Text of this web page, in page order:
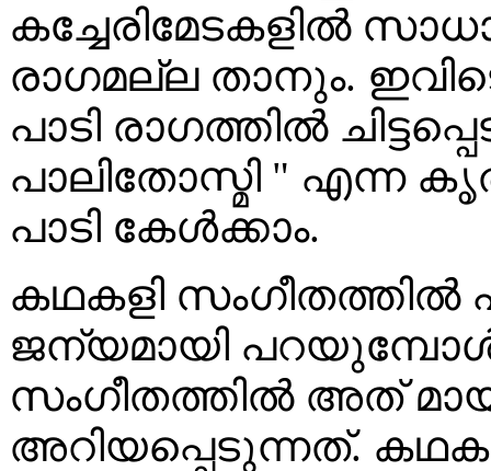
കച്ചേരിമേടകളിൽ
രാഗമല്ല താനും.
പാടി രാഗത്തിൽ
പാലിതോസ്മി " എന്ന
പാടി കേൾക്കാം.
കഥകളി സംഗീതത്തിൽ
ജന്യമായി
സംഗീതത്തിൽ അത്
അറിയപ്പെടുന്നത്.